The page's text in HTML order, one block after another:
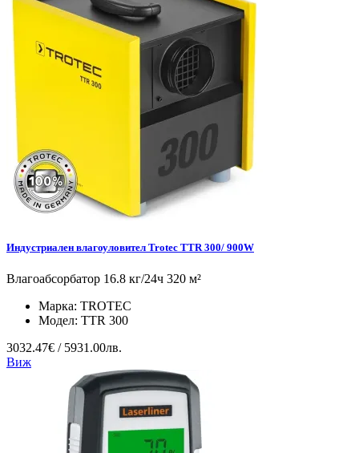
Индустриален влагоуловител Trotec TTR 300/ 900W
Влагоабсорбатор 16.8 кг/24ч 320 м²
Марка: TROTEC
Модел: TTR 300
3032.47€ / 5931.00лв.
Виж